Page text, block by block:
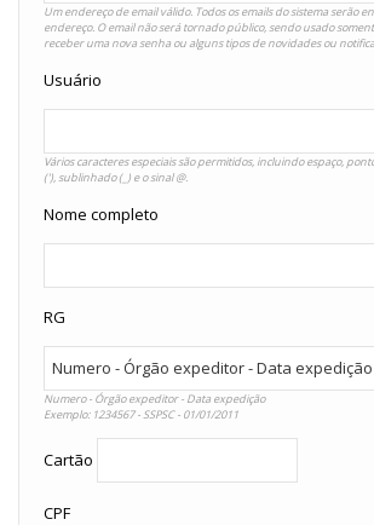
Um endereço de email válido. Todos os emails do sistema serão
endereço. O email não será tornado público, sendo usado
receber uma nova senha ou alguns tipos de novidades ou
Usuário
Vários caracteres especiais são permitidos, incluindo espaço,
('), sublinhado (_) e o sinal @.
Nome completo
RG
Numero - Órgão expeditor - Data expedição
Exemplo: 1234567 - SSPSC - 01/01/2011
Cartão
CPF